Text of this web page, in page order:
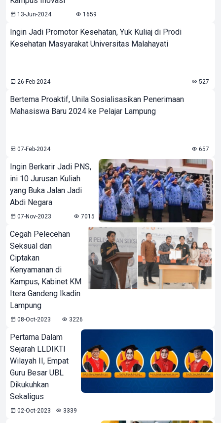
13-Jun-2024 1659
Ingin Jadi Promotor Kesehatan, Yuk Kuliaj di Prodi
Kesehatan Masyarakat Universitas Malahayati
26-Feb-2024 527
Bertema Proaktif, Unila Sosialisasikan Penerimaan
Mahasiswa Baru 2024 ke Pelajar Lampung
07-Feb-2024 657
Ingin Berkarir Jadi PNS,
ini 10 Jurusan Kuliah
yang Buka Jalan Jadi
Abdi Negara
07-Nov-2023 7015
Cegah Pelecehan
Seksual dan
Ciptakan
Kenyamanan di
Kampus, Kabinet KM
Itera Gandeng Ikadin
Lampung
08-Oct-2023 3226
Pertama Dalam
Sejarah LLDIKTI
Wilayah II, Empat
Guru Besar UBL
Dikukuhkan
Sekaligus
02-Oct-2023 3339